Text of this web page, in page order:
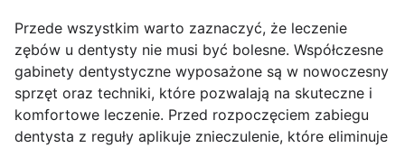
Przede wszystkim warto zaznaczyć, że leczenie
zębów u dentysty nie musi być bolesne. Współczesne
gabinety dentystyczne wyposażone są w nowoczesny
sprzęt oraz techniki, które pozwalają na skuteczne i
komfortowe leczenie. Przed rozpoczęciem zabiegu
dentysta z reguły aplikuje znieczulenie, które eliminuje